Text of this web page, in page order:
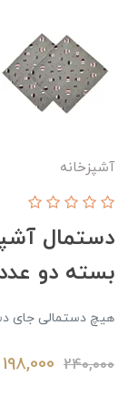
آشپزخانه
بسته دو
هیچ دستمالی جای
240,000
198,000